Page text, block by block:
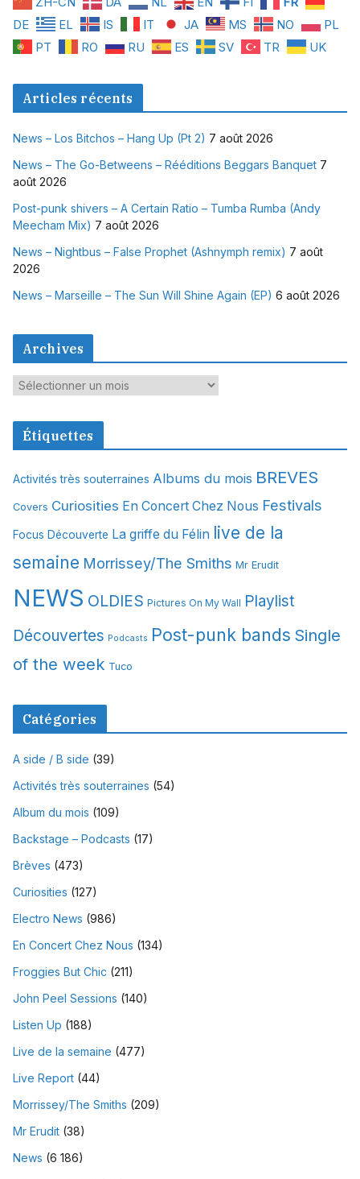
DE
EL IS IT JA MS NO
PL
PT
RO RU ES SV TR UK
Articles récents
News – Los Bitchos – Hang Up (Pt 2) 7 août 2026
News – The Go-Betweens – Rééditions Beggars Banquet 7
août 2026
Post-punk shivers – A Certain Ratio – Tumba Rumba (Andy
Meecham Mix) 7 août 2026
News – Nightbus – False Prophet (Ashnymph remix) 7 août
2026
News – Marseille – The Sun Will Shine Again (EP) 6 août 2026
Archives
A
c
v
e
Étiquettes
Activités très souterraines Albums du mois BREVES
Covers Curiosities En Concert Chez Nous Festivals
Focus Découverte La griffe du Félin live de la
semaine Morrissey/The Smiths Mr Erudit
NEWS OLDIES Pictures On My Wall Playlist
Découvertes Podcasts Post-punk bands Single
of the week Tuco
Catégories
A side / B side (39)
Activités très souterraines (54)
Album du mois (109)
Backstage – Podcasts (17)
Brèves (473)
Curiosities (127)
Electro News (986)
En Concert Chez Nous (134)
Froggies But Chic (211)
John Peel Sessions (140)
Listen Up (188)
Live de la semaine (477)
Live Report (44)
Morrissey/The Smiths (209)
Mr Erudit (38)
News (6 186)